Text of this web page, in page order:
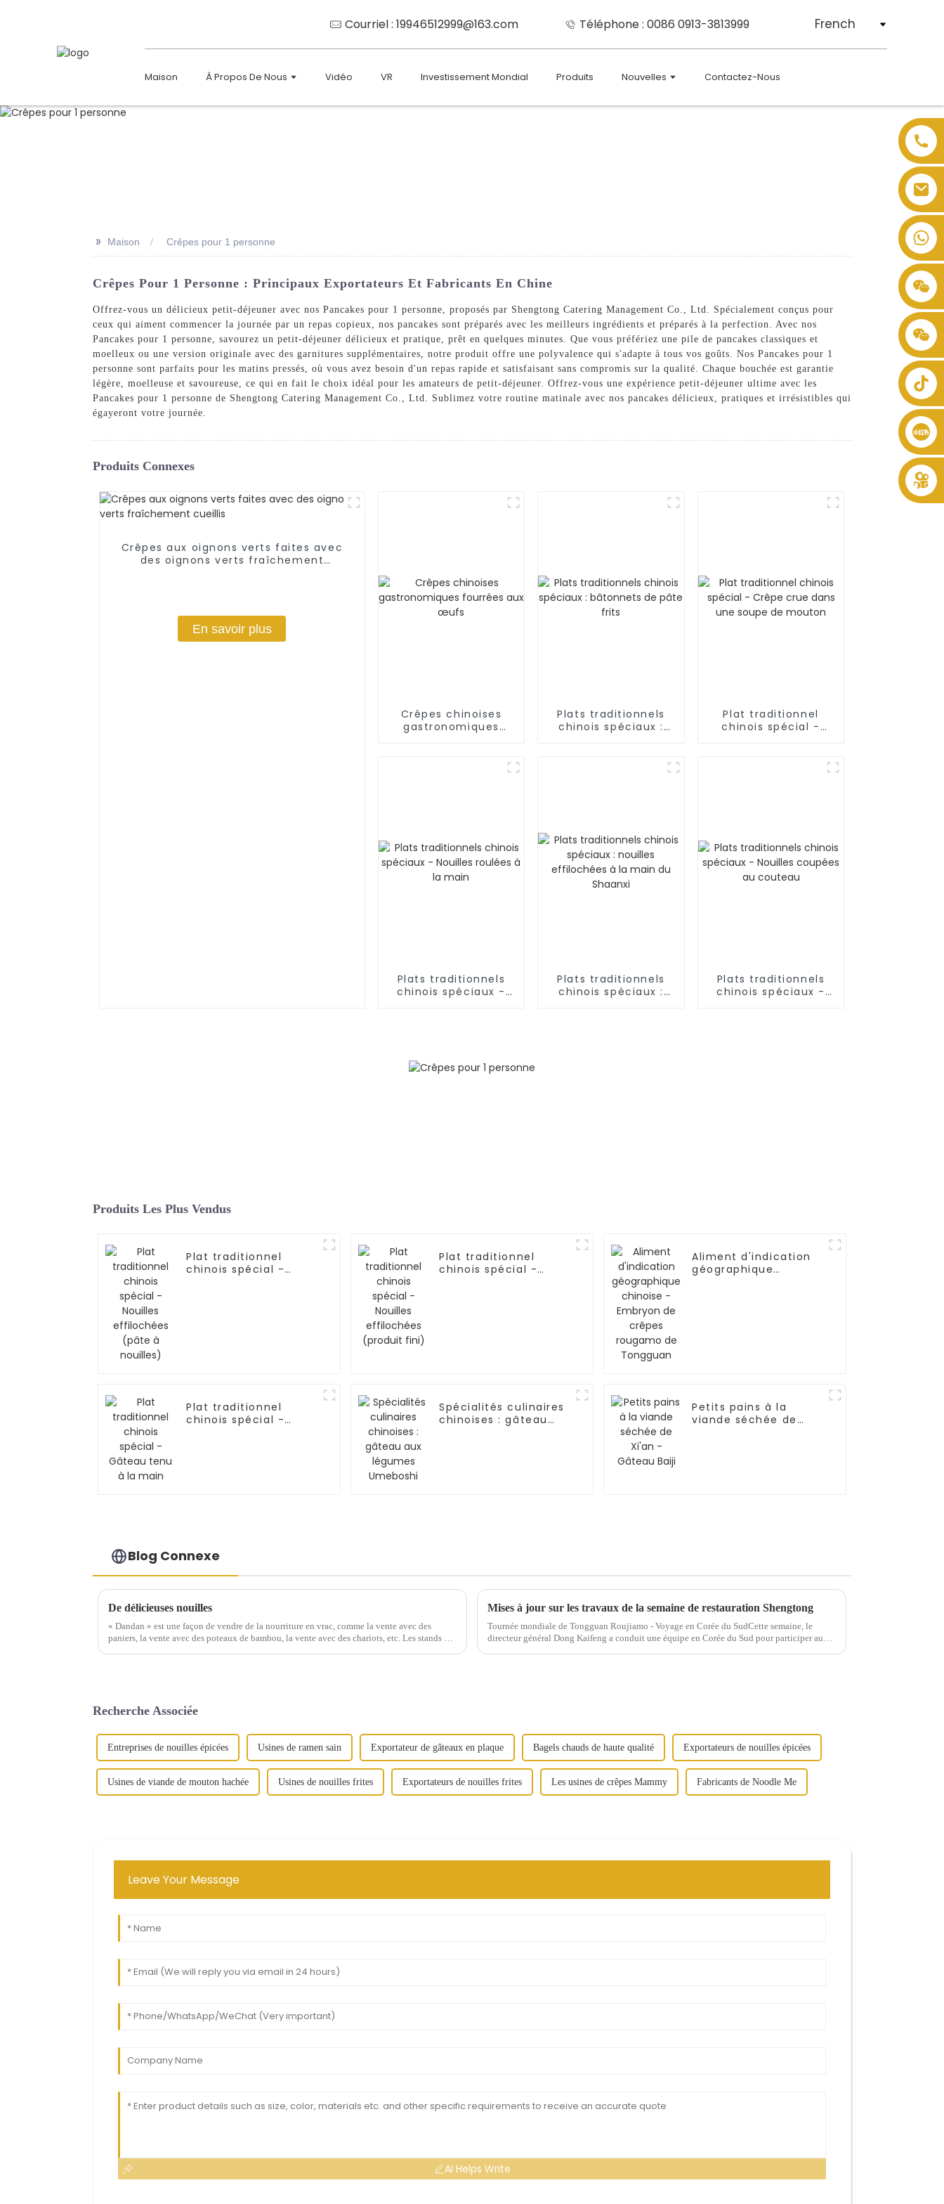
Courriel : 19946512999@163.com Téléphone : 0086 0913-3813999 French
Maison À Propos De Nous Vidéo VR Investissement Mondial Produits Nouvelles Contactez-Nous
+86 8619946512999
>> Maison Crêpes pour 1 personne
Crêpes Pour 1 Personne : Principaux Exportateurs Et Fabricants En Chine
Offrez-vous un délicieux petit-déjeuner avec nos Pancakes pour 1 personne, proposés par Shengtong Catering Management Co., Ltd. Spécialement conçus pour
ceux qui aiment commencer la journée par un repas copieux, nos pancakes sont préparés avec les meilleurs ingrédients et préparés à la perfection. Avec nos
Pancakes pour 1 personne, savourez un petit-déjeuner délicieux et pratique, prêt en quelques minutes. Que vous préfériez une pile de pancakes classiques et
moelleux ou une version originale avec des garnitures supplémentaires, notre produit offre une polyvalence qui s'adapte à tous vos goûts. Nos Pancakes pour 1
personne sont parfaits pour les matins pressés, où vous avez besoin d'un repas rapide et satisfaisant sans compromis sur la qualité. Chaque bouchée est garantie
légère, moelleuse et savoureuse, ce qui en fait le choix idéal pour les amateurs de petit-déjeuner. Offrez-vous une expérience petit-déjeuner ultime avec les
Pancakes pour 1 personne de Shengtong Catering Management Co., Ltd. Sublimez votre routine matinale avec nos pancakes délicieux, pratiques et irrésistibles qui
égayeront votre journée.
Produits Connexes
Crêpes aux oignons verts faites avec
des oignons verts fraîchement
En savoir plus
Crêpes chinoises
gastronomiques
Plats traditionnels
chinois spéciaux :
Plat traditionnel
chinois spécial -
Plats traditionnels
chinois spéciaux -
Plats traditionnels
chinois spéciaux :
Plats traditionnels
chinois spéciaux -
Produits Les Plus Vendus
Plat traditionnel
chinois spécial -
Plat traditionnel
chinois spécial -
Aliment d'indication
géographique
Plat traditionnel
chinois spécial -
Spécialités culinaires
chinoises : gâteau
Petits pains à la
viande séchée de
Blog Connexe
De délicieuses nouilles
« Dandan » est une façon de vendre de la nourriture en vrac, comme la vente avec des
paniers, la vente avec des poteaux de bambou, la vente avec des chariots, etc. Les stands de
Mises à jour sur les travaux de la semaine de restauration Shengtong
Tournée mondiale de Tongguan Roujiamo - Voyage en Corée du SudCette semaine, le
directeur général Dong Kaifeng a conduit une équipe en Corée du Sud pour participer au
Recherche Associée
Entreprises de nouilles épicées Usines de ramen sain Exportateur de gâteaux en plaque Bagels chauds de haute qualité Exportateurs de nouilles épicées
Usines de viande de mouton hachée Usines de nouilles frites Exportateurs de nouilles frites Les usines de crêpes Mammy Fabricants de Noodle Me
Leave Your Message
AI Helps Write